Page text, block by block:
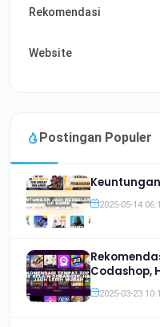
Rekomendasi
Website
Postingan Populer
2025-05-14
Codashop,
2025-03-23